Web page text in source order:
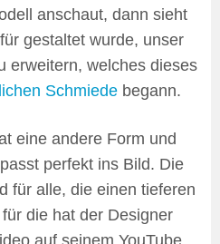
anschaut, dann sieht
gestaltet wurde, unser
erweitern, welches dieses
Schmiede begann.
eine andere Form und
perfekt ins Bild. Die
für alle, die einen tieferen
die hat der Designer
auf seinem YouTube